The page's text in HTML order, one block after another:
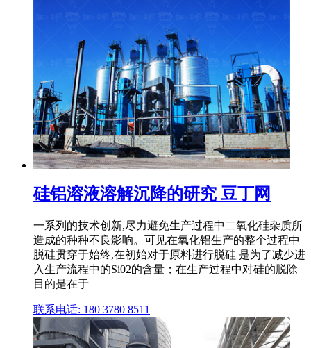
硅铝溶液溶解沉降的研究 豆丁网
一系列的技术创新,尽力避免生产过程中二氧化硅杂质所
造成的种种不良影响。可见在氧化铝生产的整个过程中
脱硅贯穿于始终,在初始对于原料进行脱硅 是为了减少进
入生产流程中的Si02的含量；在生产过程中对硅的脱除
目的是在于
联系电话: 180 3780 8511